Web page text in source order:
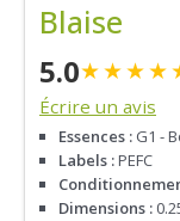
Blaise
5.0★★★★
Écrire un avis
Essences : G1 -
Labels :PEFC
Dimensions :